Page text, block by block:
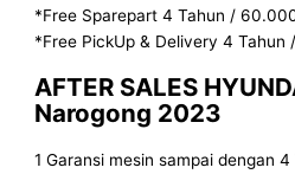
*Free Sparepart 4 Tahun /
*Free PickUp & Delivery 4 Tahun
AFTER SALES
Narogong 2023
1 Garansi mesin sampai dengan